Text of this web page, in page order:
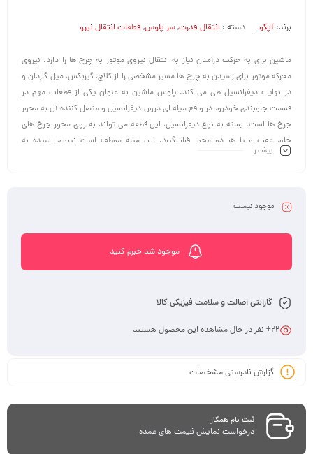
برند: آپکو دسته : انتقال قدرت,سر پلوس, قطعات انتقال نیرو
ماشین برای به حرکت درآمدن نیاز به انتقال نیروی موتور به چرخ ها را دارد. نیروی
محرکه موتور برای رسیدن به چرخ ها مسیر مشخصی را از کلاچ، گیربکس، میل گاردان و
در نهایت دیفرانسیل طی می کند. پلوس ماشین به عنوان یکی از قطعات مهم در
قسمت جلوبندی خودرو، در واقع میله ای درون دیفرانسیل و متصل کننده آن به محور
چرخ ها است. بسته به نوع دیفرانسیل، این قطعه می تواند به روی محور چرخ های
جلو، عقب و یا هر دو محور قرار گیرد. این میله موظف است نیروی رسیده به
دیفرانسیل را بدون کم و کاست به چرخ ها انتقال دهد. در نتیجه خودرو به حرکت در
بیشـتر
موجود نیست
موجود شد خبرم کنید
گارانتی اصالت و سلامت فیزیکی کالا
22+ نفر در حال مشاهده این محصول هستند
گزارش نادرستی مشخصات
ثبت نام همکار
درخواست نمایش قیمت های عمده